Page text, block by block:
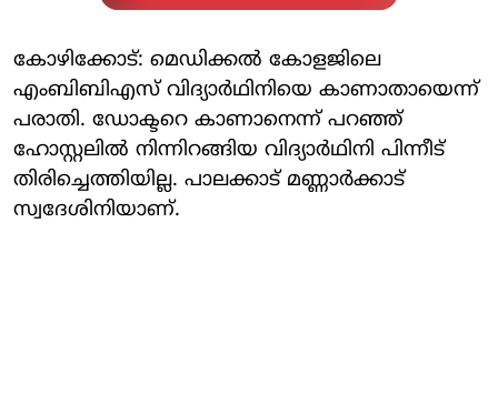
കോഴിക്കോട്: മെഡിക്കല്‍ കോളജിലെ
എംബിബിഎസ് വിദ്യാര്‍ഥിനിയെ കാണാതായെന്ന്
പരാതി. ഡോക്ടറെ കാണാനെന്ന് പറഞ്ഞ്
ഹോസ്റ്റലില്‍ നിന്നിറങ്ങിയ വിദ്യാര്‍ഥിനി പിന്നീട്
തിരിച്ചെത്തിയില്ല. പാലക്കാട് മണ്ണാര്‍ക്കാട്
സ്വദേശിനിയാണ്.